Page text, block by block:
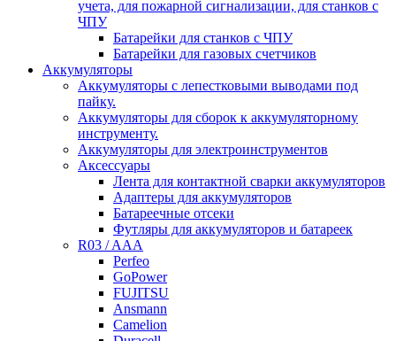
учета, для пожарной сигнализации, для станков с
ЧПУ
Батарейки для станков с ЧПУ
Батарейки для газовых счетчиков
Аккумуляторы
Аккумуляторы с лепестковыми выводами под
пайку.
Аккумуляторы для сборок к аккумуляторному
инструменту.
Аккумуляторы для электроинструментов
Аксессуары
Лента для контактной сварки аккумуляторов
Адаптеры для аккумуляторов
Батареечные отсеки
Футляры для аккумуляторов и батареек
R03 / AAA
Perfeo
GoPower
FUJITSU
Ansmann
Camelion